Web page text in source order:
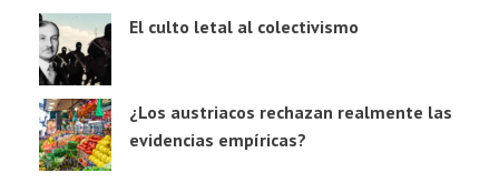
El culto letal al colectivismo
¿Los austriacos rechazan realmente las
evidencias empíricas?